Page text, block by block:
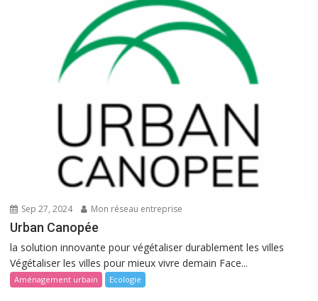
Sep 27, 2024 Mon réseau entreprise
Urban Canopée
la solution innovante pour végétaliser durablement les villes
Végétaliser les villes pour mieux vivre demain Face...
Aménagement urbain Ecologie